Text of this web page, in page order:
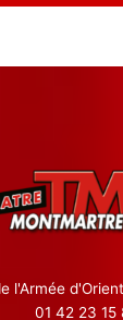
l'Armée
01 42 23 15